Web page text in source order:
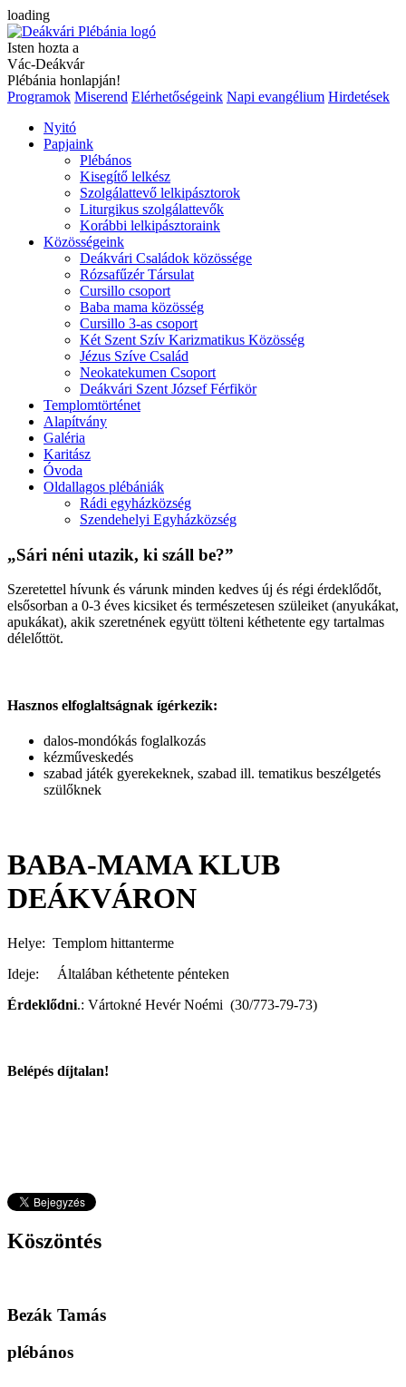
loading
Isten hozta a
Vác-Deákvár
Plébánia honlapján!
Programok Miserend Elérhetőségeink Napi evangélium Hirdetések
Nyitó
Papjaink
Plébános
Kisegítő lelkész
Szolgálattevő lelkipásztorok
Liturgikus szolgálattevők
Korábbi lelkipásztoraink
Közösségeink
Deákvári Családok közössége
Rózsafűzér Társulat
Cursillo csoport
Baba mama közösség
Cursillo 3-as csoport
Két Szent Szív Karizmatikus Közösség
Jézus Szíve Család
Neokatekumen Csoport
Deákvári Szent József Férfikör
Templomtörténet
Alapítvány
Galéria
Karitász
Óvoda
Oldallagos plébániák
Rádi egyházközség
Szendehelyi Egyházközség
„Sári néni utazik, ki száll be?”
Szeretettel hívunk és várunk minden kedves új és régi érdeklődőt,
elsősorban a 0-3 éves kicsiket és természetesen szüleiket (anyukákat,
apukákat), akik szeretnének együtt tölteni kéthetente egy tartalmas
délelőttöt.
Hasznos elfoglaltságnak ígérkezik:
dalos-mondókás foglalkozás
kézműveskedés
szabad játék gyerekeknek, szabad ill. tematikus beszélgetés
szülőknek
BABA-MAMA KLUB
DEÁKVÁRON
Helye: Templom hittanterme
Ideje: Általában kéthetente pénteken
Érdeklődni.: Vártokné Hevér Noémi (30/773-79-73)
Belépés díjtalan!
Köszöntés
Bezák Tamás
plébános